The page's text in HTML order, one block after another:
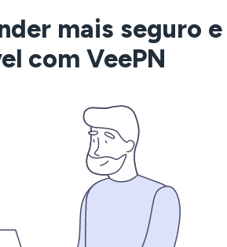
mais seguro e
com VeePN